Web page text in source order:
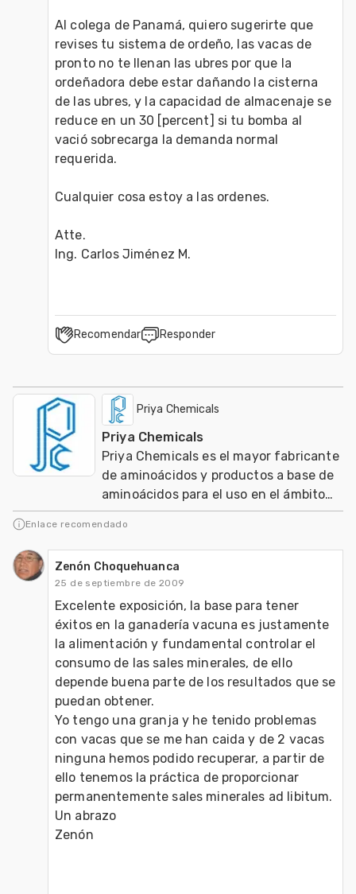
Al colega de Panamá, quiero sugerirte que
revises tu sistema de ordeño, las vacas de
pronto no te llenan las ubres por que la
ordeñadora debe estar dañando la cisterna
de las ubres, y la capacidad de almacenaje se
reduce en un 30 [percent] si tu bomba al
vació sobrecarga la demanda normal
requerida.
Cualquier cosa estoy a las ordenes.
Atte.
Ing. Carlos Jiménez M.
Recomendar Responder
Priya Chemicals
Priya Chemicals
Priya Chemicals es el mayor fabricante
de aminoácidos y productos a base de
aminoácidos para el uso en el ámbito
de nutracéuticos, Agricultura y
Veterinaria
Enlace recomendado
Zenón Choquehuanca
25 de septiembre de 2009
Excelente exposición, la base para tener
éxitos en la ganadería vacuna es justamente
la alimentación y fundamental controlar el
consumo de las sales minerales, de ello
depende buena parte de los resultados que se
puedan obtener.
Yo tengo una granja y he tenido problemas
con vacas que se me han caida y de 2 vacas
ninguna hemos podido recuperar, a partir de
ello tenemos la práctica de proporcionar
permanentemente sales minerales ad libitum.
Un abrazo
Zenón